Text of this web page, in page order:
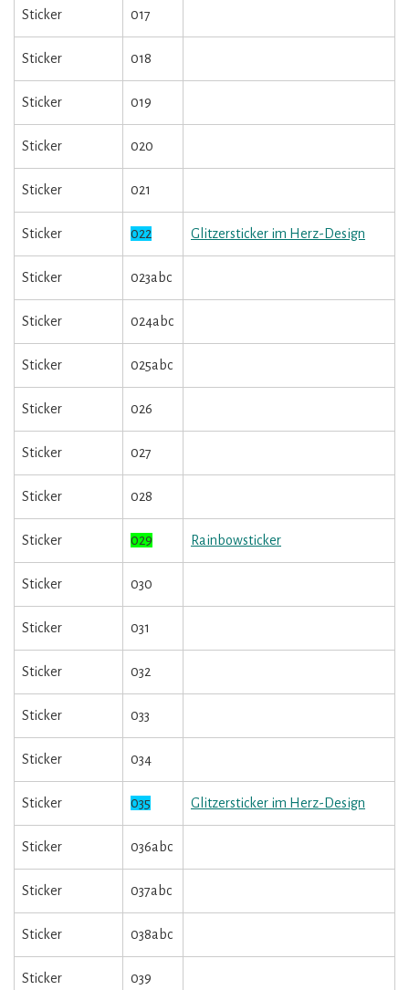
Sticker 017
Sticker 018
Sticker 019
Sticker 020
Sticker 021
Sticker 022 Glitzersticker im Herz-Design
Sticker 023abc
Sticker 024abc
Sticker 025abc
Sticker 026
Sticker 027
Sticker 028
Sticker 029 Rainbowsticker
Sticker 030
Sticker 031
Sticker 032
Sticker 033
Sticker 034
Sticker 035 Glitzersticker im Herz-Design
Sticker 036abc
Sticker 037abc
Sticker 038abc
Sticker 039